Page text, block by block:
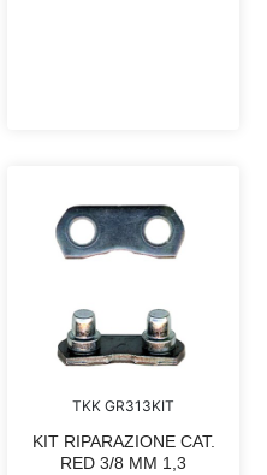
TKK GR313KIT
KIT RIPARAZIONE CAT.
RED 3/8 MM 1,3